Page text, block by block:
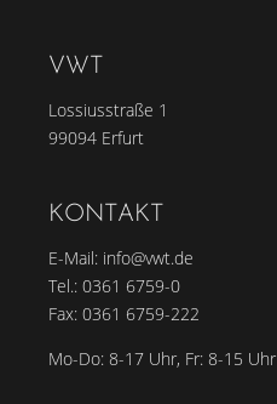
VWT
Lossiusstraße 1
99094 Erfurt
KONTAKT
E-Mail: info@vwt.de
Tel.: 0361 6759-0
Fax: 0361 6759-222
Mo-Do: 8-17 Uhr, Fr: 8-15 Uhr